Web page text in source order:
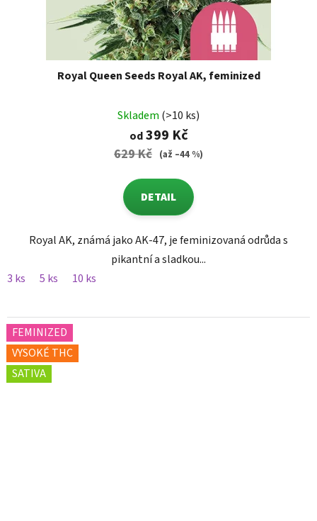
Royal Queen Seeds Royal AK, feminized
Skladem (>10 ks)
od399 Kč
629 Kč (až –44 %)
DETAIL
Royal AK, známá jako AK-47, je feminizovaná odrůda s
pikantní a sladkou...
3 ks
5 ks 10 ks
FEMINIZED
VYSOKÉ THC
SATIVA